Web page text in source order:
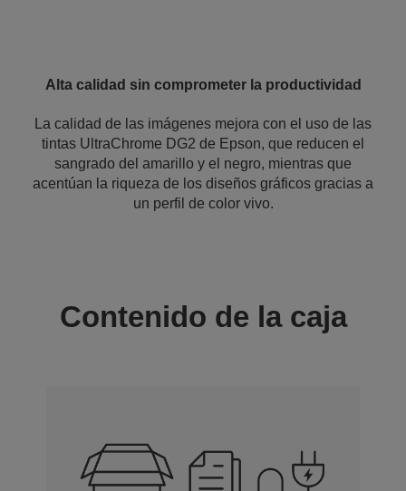
Alta calidad sin comprometer la productividad
La calidad de las imágenes mejora con el uso de las
tintas UltraChrome DG2 de Epson, que reducen el
sangrado del amarillo y el negro, mientras que
acentúan la riqueza de los diseños gráficos gracias a
un perfil de color vivo.
Contenido de la caja